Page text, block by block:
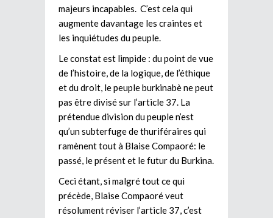
majeurs incapables. C’est cela qui
augmente davantage les craintes et
les inquiétudes du peuple.
Le constat est limpide : du point de vue
de l’histoire, de la logique, de l’éthique
et du droit, le peuple burkinabè ne peut
pas être divisé sur l’article 37. La
prétendue division du peuple n’est
qu’un subterfuge de thuriféraires qui
ramènent tout à Blaise Compaoré: le
passé, le présent et le futur du Burkina.
Ceci étant, si malgré tout ce qui
précède, Blaise Compaoré veut
résolument réviser l’article 37, c’est